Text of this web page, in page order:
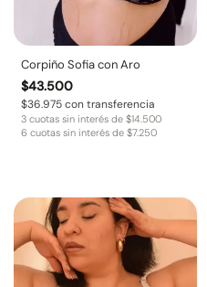
Corpiño Sofia con Aro
$43.500
$36.975con transferencia
3 cuotas sin interés de $14.500
6 cuotas sin interés de $7.250